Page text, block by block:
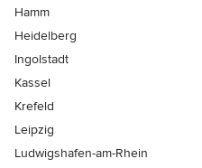
Hamm
Heidelberg
Ingolstadt
Kassel
Krefeld
Leipzig
Ludwigshafen-am-Rhein